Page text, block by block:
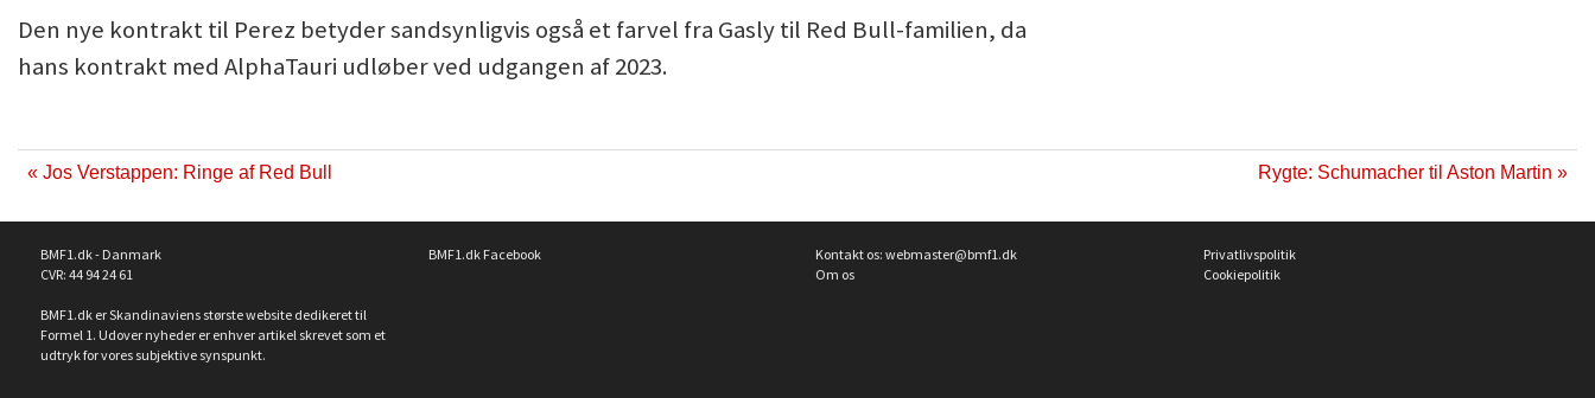
Den nye kontrakt til Perez betyder sandsynligvis også et farvel fra Gasly til Red Bull-familien, da
hans kontrakt med AlphaTauri udløber ved udgangen af 2023.
« Jos Verstappen: Ringe af Red Bull Rygte: Schumacher til Aston Martin »
BMF1.dk - Danmark
CVR: 44 94 24 61
BMF1.dk er Skandinaviens største website dedikeret til
Formel 1. Udover nyheder er enhver artikel skrevet som et
udtryk for vores subjektive synspunkt.
BMF1.dk Facebook Kontakt os: webmaster@bmf1.dk
Om os
Privatlivspolitik
Cookiepolitik